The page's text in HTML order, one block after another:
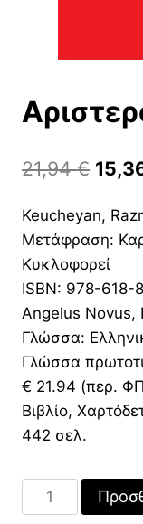
21,94€
was:
21,94
Keucheyan,
Μετάφραση:
Κυκλοφορεί
ISBN: 978-
Angelus Novus,
Γλώσσα:
Γλώσσα
€ 21.94 (περ.
Βιβλίο,
442 σελ.
Αριστερό
ημισφαίριο